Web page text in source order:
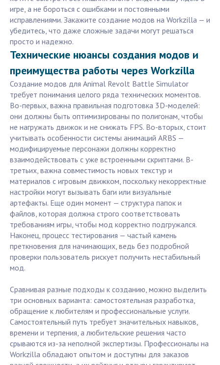
игре, а не бороться с ошибками и постоянными
исправлениями. Закажите создание модов на Workzilla — и
убедитесь, что даже сложные задачи могут решаться
просто и надежно.
Технические нюансы создания модов и
преимущества работы через Workzilla
Создание модов для Animal Revolt Battle Simulator
требует понимания целого ряда технических моментов.
Во-первых, важна правильная подготовка 3D-моделей:
они должны быть оптимизированы по полигонам, чтобы
не нагружать движок и не снижать FPS. Во-вторых, стоит
учитывать особенности системы анимаций ARBS —
модифицируемые персонажи должны корректно
взаимодействовать с уже встроенными скриптами. В-
третьих, важна совместимость новых текстур и
материалов с игровым движком, поскольку некорректные
настройки могут вызывать баги или визуальные
артефакты. Еще один момент — структура папок и
файлов, которая должна строго соответствовать
требованиям игры, чтобы мод корректно подгружался.
Наконец, процесс тестирования — частый камень
преткновения для начинающих, ведь без подробной
проверки пользователь рискует получить нестабильный
мод.
Сравнивая разные подходы к созданию, можно выделить
три основных варианта: самостоятельная разработка,
обращение к любителям и профессиональные услуги.
Самостоятельный путь требует значительных навыков,
времени и терпения, а любительские решения часто
срываются из-за неполной экспертизы. Профессионалы на
Workzilla обладают опытом и доступны для заказов